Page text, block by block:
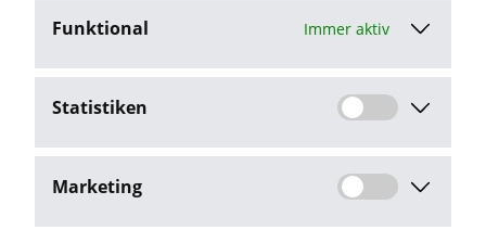
Funktional Immer aktiv
Statistiken
Marketing